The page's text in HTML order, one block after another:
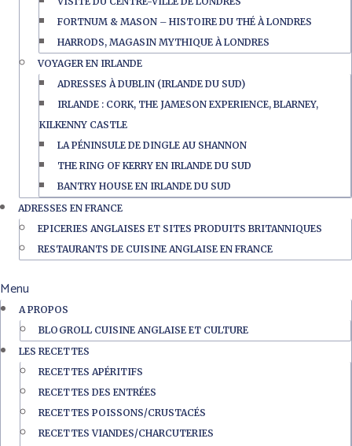
FORTNUM & MASON – HISTOIRE DU THÉ À LONDRES
HARRODS, MAGASIN MYTHIQUE À LONDRES
VOYAGER EN IRLANDE
ADRESSES À DUBLIN (IRLANDE DU SUD)
IRLANDE : CORK, THE JAMESON EXPERIENCE, BLARNEY,
KILKENNY CASTLE
LA PÉNINSULE DE DINGLE AU SHANNON
THE RING OF KERRY EN IRLANDE DU SUD
BANTRY HOUSE EN IRLANDE DU SUD
ADRESSES EN FRANCE
EPICERIES ANGLAISES ET SITES PRODUITS BRITANNIQUES
RESTAURANTS DE CUISINE ANGLAISE EN FRANCE
Menu
A PROPOS
BLOGROLL CUISINE ANGLAISE ET CULTURE
LES RECETTES
RECETTES APÉRITIFS
RECETTES DES ENTRÉES
RECETTES POISSONS/CRUSTACÉS
RECETTES VIANDES/CHARCUTERIES